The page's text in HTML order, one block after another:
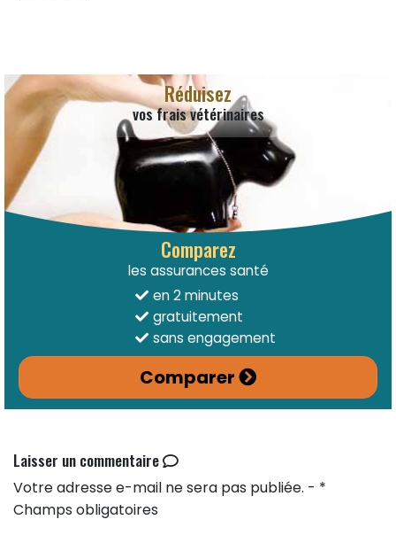
Réduisez
vos frais vétérinaires
Comparez
les assurances santé
en 2 minutes
gratuitement
sans engagement
Comparer
Laisser un commentaire
Votre adresse e-mail ne sera pas publiée. - *
Champs obligatoires